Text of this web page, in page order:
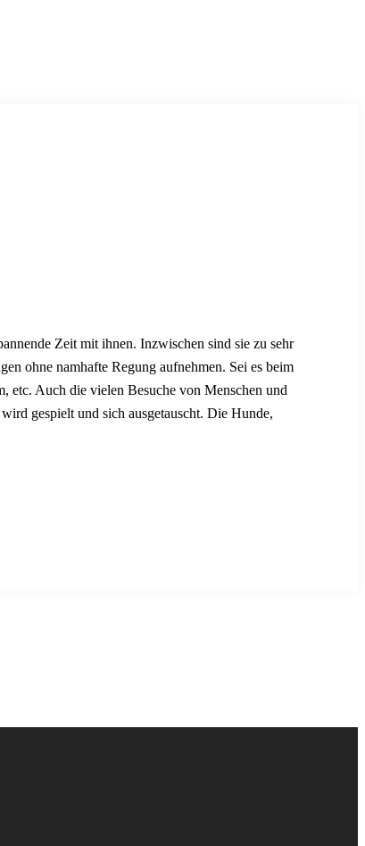
Zeit mit ihnen. Inzwischen sind sie zu sehr
ohne namhafte Regung aufnehmen. Sei es beim
etc. Auch die vielen Besuche von Menschen und
gespielt und sich ausgetauscht. Die Hunde,